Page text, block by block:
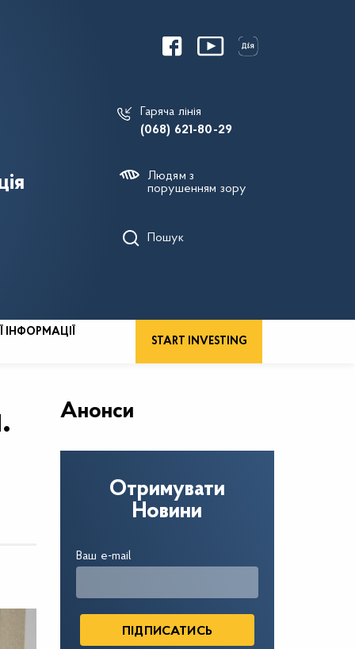
Гаряча лінія
(068) 621-80-29
Людям з
порушенням зору
Пошук
START INVESTING
Анонси
Отримувати
Новини
Ваш e-mail